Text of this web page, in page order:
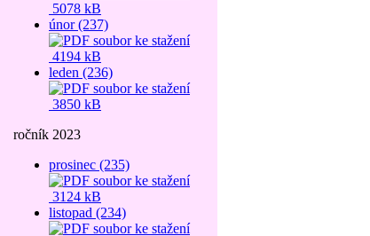
5078 kB
únor (237)
4194 kB
leden (236)
3850 kB
ročník 2023
prosinec (235)
3124 kB
listopad (234)